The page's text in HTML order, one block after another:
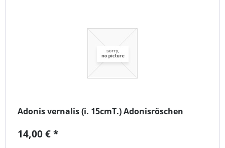
Adonis vernalis (i. 15cmT.) Adonisröschen
14,00 € *